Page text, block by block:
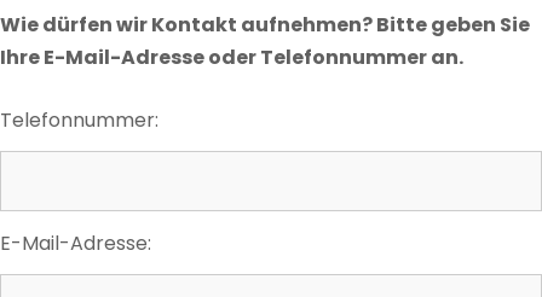
Wie dürfen wir Kontakt aufnehmen? Bitte geben Sie
Ihre E-Mail-Adresse oder Telefonnummer an.
Telefonnummer:
E-Mail-Adresse: